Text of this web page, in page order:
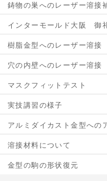
鋳物の巣へのレーザー溶接
インターモールド大阪 御
樹脂金型へのレーザー溶接
穴の内壁へのレーザー溶接
マスクフィットテスト
実技講習の様子
アルミダイカスト金型への
溶接材料について
金型の駒の形状復元